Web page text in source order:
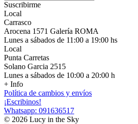
Suscribirme
Local
Carrasco
Arocena 1571 Galería ROMA
Lunes a sábados de 11:00 a 19:00 hs
Local
Punta Carretas
Solano Garcia 2515
Lunes a sábados de 10:00 a 20:00 h
+ Info
Política de cambios y envíos
¡Escribinos!
Whatsapp: 091636517
© 2026 Lucy in the Sky